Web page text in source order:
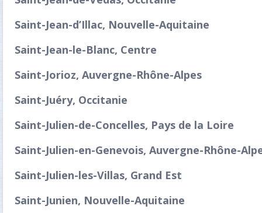
Saint-Jean-d’Illac, Nouvelle-Aquitaine
Saint-Jean-le-Blanc, Centre
Saint-Jorioz, Auvergne-Rhône-Alpes
Saint-Juéry, Occitanie
Saint-Julien-de-Concelles, Pays de la Loire
Saint-Julien-en-Genevois, Auvergne-Rhône-
Saint-Julien-les-Villas, Grand Est
Saint-Junien, Nouvelle-Aquitaine